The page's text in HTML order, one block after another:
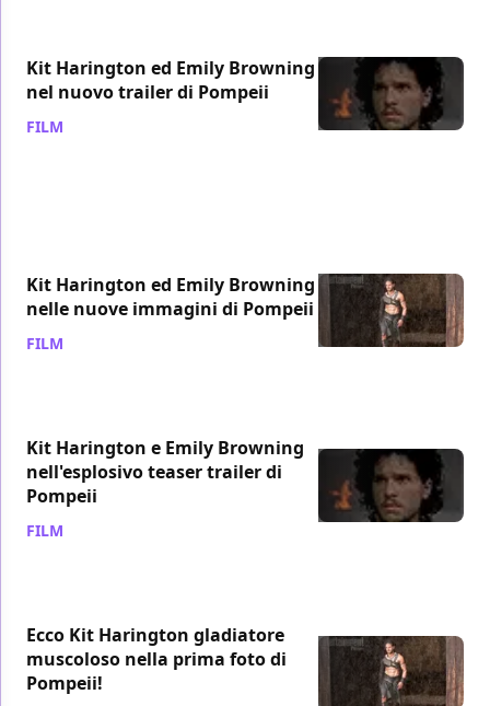
Kit Harington ed Emily Browning
nel nuovo trailer di Pompeii
FILM
Kit Harington ed Emily Browning
nelle nuove immagini di Pompeii
FILM
Kit Harington e Emily Browning
nell'esplosivo teaser trailer di
Pompeii
FILM
Ecco Kit Harington gladiatore
muscoloso nella prima foto di
Pompeii!